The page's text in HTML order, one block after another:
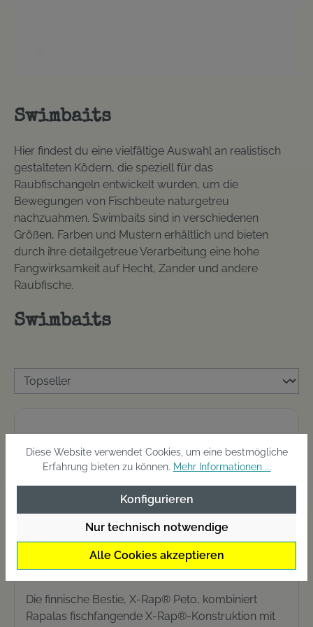
Diese Website verwendet Cookies, um eine bestmögliche
Erfahrung bieten zu können. Mehr Informationen ...
Alle Cookies akzeptieren
Nur technisch notwendige
Konfigurieren
Swimbaits
Hier findest du eine vielfältige Auswahl an realistisch
gestalteten Ködern, die speziell für das
Raubfischangeln entwickelt wurden, um die
Bewegungen von Fischbeute naturgetreu
nachzuahmen. Swimbaits sind in verschiedenen
Größen, Farben und Mustern erhältlich und bieten
durch ihre detailgetreue Verarbeitung eine hohe
Fangwirksamkeit auf Hecht, Zander und andere
Raubfische.
Swimbaits
Die finnische Bestie, X-Rap® Peto, kombiniert
Rapalas fischfangende X-Rap®-Konstruktion mit